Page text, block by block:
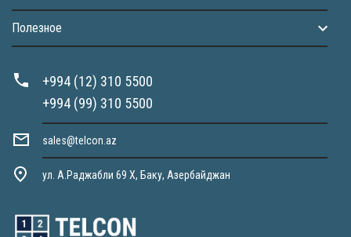
Полезное
+994 (12) 310 5500
+994 (99) 310 5500
sales@telcon.az
ул. А.Раджабли 69 X, Баку, Азербайджан